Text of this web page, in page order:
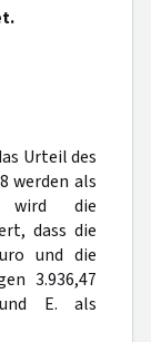
Urteil des
werden als
wird die
dass die
und die
3.936,47
E. als